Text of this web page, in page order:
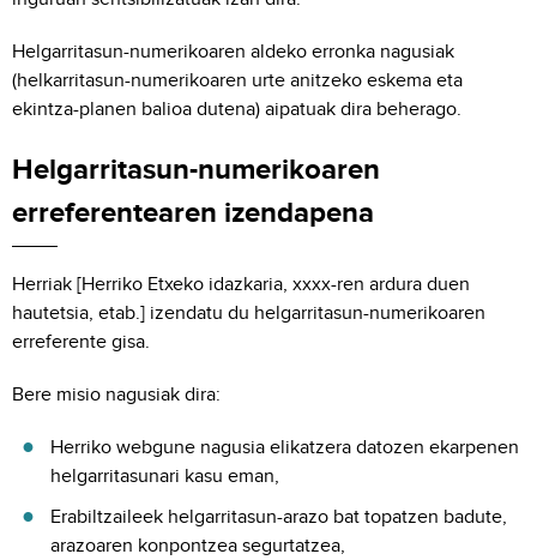
Helgarritasun-numerikoaren aldeko erronka nagusiak
(helkarritasun-numerikoaren urte anitzeko eskema eta
ekintza-planen balioa dutena) aipatuak dira beherago.
Helgarritasun-numerikoaren
erreferentearen izendapena
Herriak [Herriko Etxeko idazkaria, xxxx-ren ardura duen
hautetsia, etab.] izendatu du helgarritasun-numerikoaren
erreferente gisa.
Bere misio nagusiak dira:
Herriko webgune nagusia elikatzera datozen ekarpenen
helgarritasunari kasu eman,
Erabiltzaileek helgarritasun-arazo bat topatzen badute,
arazoaren konpontzea segurtatzea,